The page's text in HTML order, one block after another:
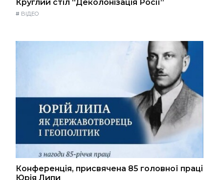
Круглий стіл “Деколонізація Росії”
# ВІДЕО
Конференція, присвячена 85 головної праці
Юрія Липи